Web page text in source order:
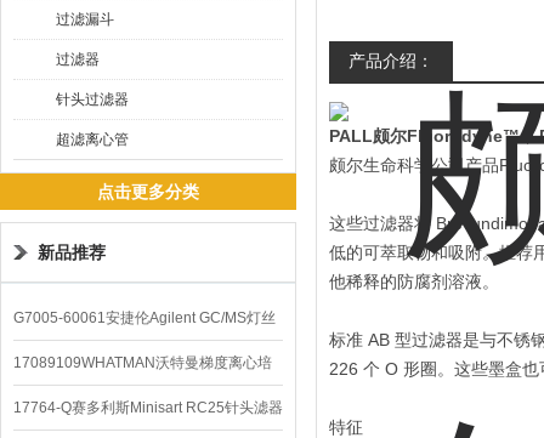
过滤漏斗
过滤器
针头过滤器
超滤离心管
点击更多分类
新品推荐
G7005-60061安捷伦Agilent GC/MS灯丝
配件
17089109WHATMAN沃特曼梯度离心培
养基
17764-Q赛多利斯Minisart RC25针头滤器
产品介绍：
PALL颇尔Fluorodyne™ II
颇尔生命科学公司产品
这些过滤器将
低的可萃取物和吸附。推荐
他稀释的防腐剂溶液。
标准 AB 型过滤器是与不锈
226 个 O 形圈。这些墨盒
特征